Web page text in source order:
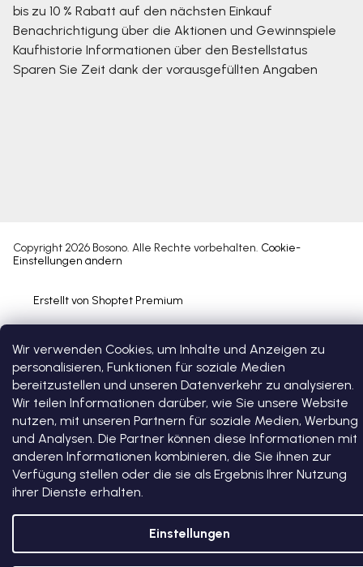
Wir verwenden Cookies, um Inhalte und Anzeigen zu
personalisieren, Funktionen für soziale Medien
bereitzustellen und unseren Datenverkehr zu analysieren.
Wir teilen Informationen darüber, wie Sie unsere Website
nutzen, mit unseren Partnern für soziale Medien, Werbung
und Analysen. Die Partner können diese Informationen mit
anderen Informationen kombinieren, die Sie ihnen zur
Verfügung stellen oder die sie als Ergebnis Ihrer Nutzung
ihrer Dienste erhalten.
Einstellungen
bis zu 10 % Rabatt auf den nächsten Einkauf
Benachrichtigung über die Aktionen und Gewinnspiele
Kaufhistorie Informationen über den Bestellstatus
Sparen Sie Zeit dank der vorausgefüllten Angaben
Erstellt von Shoptet Premium
Copyright 2026 Bosono. Alle Rechte vorbehalten. Cookie-
Einstellungen ändern